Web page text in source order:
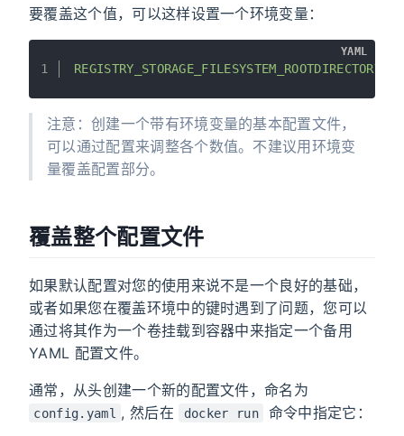
要覆盖这个值，可以这样设置一个环境变量：
1
YAML
注意：创建一个带有环境变量的基本配置文件，
可以通过配置来调整各个数值。不建议用环境变
量覆盖配置部分。
覆盖整个配置文件
如果默认配置对您的使用来说不是一个良好的基础，
或者如果您在覆盖环境中的键时遇到了问题，您可以
通过将其作为一个卷挂载到容器中来指定一个备用
YAML 配置文件。
通常，从头创建一个新的配置文件，命名为
config.yaml , 然后在 docker run 命令中指定它：